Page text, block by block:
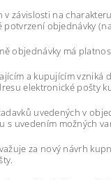
v závislosti na
objednávky
objednávky má
a kupujícím
elektronické pošty
uvedených v
uvedením možných
za nový návrh